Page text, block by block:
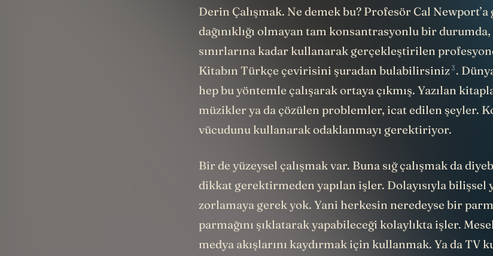
Derin Çalışmak. Ne demek bu? Profesör Cal Newport’a
dağınıklığı olmayan tam konsantrasyonlu bir
sınırlarına kadar kullanarak gerçekleştirilen
Kitabın Türkçe çevirisini şuradan bulabilirsiniz3.
hep bu yöntemle çalışarak ortaya çıkmış. Yazılan
müzikler ya da çözülen problemler, icat edilen şeyler.
vücudunu kullanarak odaklanmayı gerektiriyor.
Bir de yüzeysel çalışmak var. Buna sığ çalışmak da
dikkat gerektirmeden yapılan işler. Dolayısıyla bilişsel
zorlamaya gerek yok. Yani herkesin neredeyse bir
parmağını şıklatarak yapabileceği kolaylıkta işler.
medya akışlarını kaydırmak için kullanmak. Ya da TV